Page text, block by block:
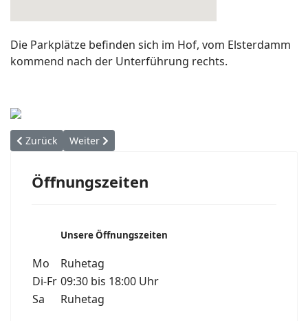
Die Parkplätze befinden sich im Hof, vom Elsterdamm
kommend nach der Unterführung rechts.
Vorheriger Beitrag: Partner
Zurück Nächster Beitrag: Herzlich Willkommen
Weiter
Öffnungszeiten
Unsere Öffnungszeiten
Mo
Ruhetag
Di-Fr 09:30 bis 18:00 Uhr
Sa
Ruhetag